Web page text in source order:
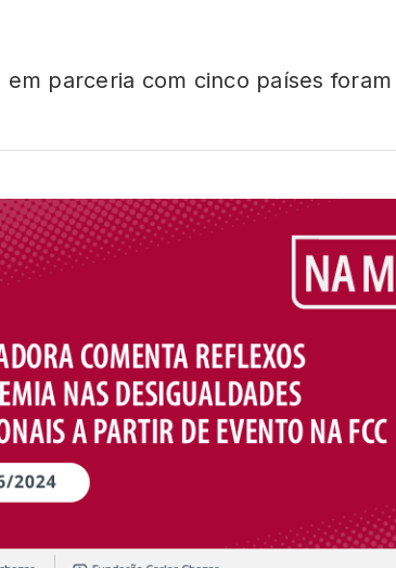
parceria com cinco países